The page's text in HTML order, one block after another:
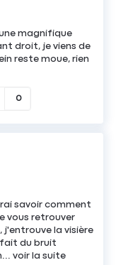
magnifique
droit, je viens de
reste moue, rien
0
savoir comment
vous retrouver
la visière
du bruit
voir la suite